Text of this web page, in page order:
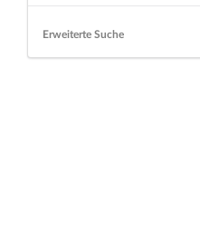
Erweiterte Suche